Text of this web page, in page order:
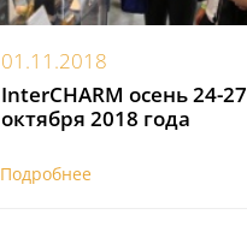
01.11.2018
InterCHARM осень 24-27
октября 2018 года
Подробнее